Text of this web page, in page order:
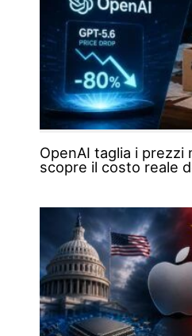
OpenAI taglia i prezzi
scopre il costo reale